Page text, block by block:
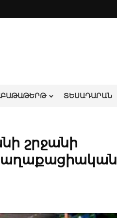
ՏԵՍԱԴԱՐԱՆ
շրջանի